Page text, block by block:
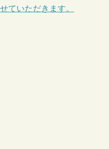
ていただきます。